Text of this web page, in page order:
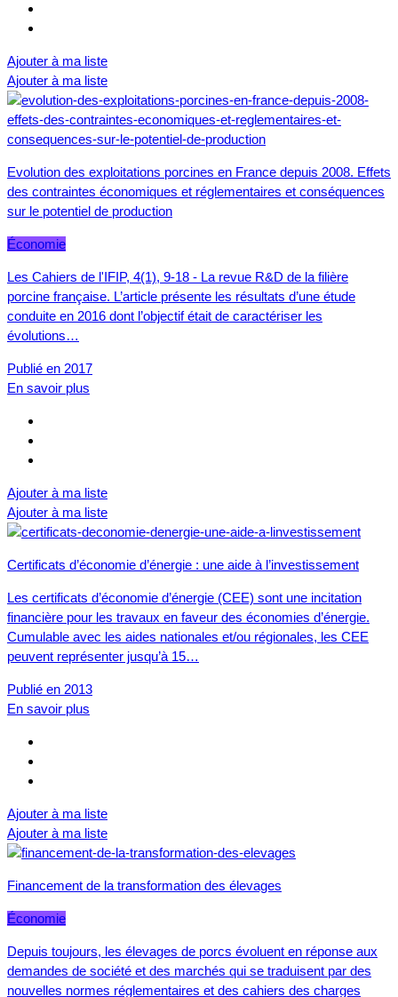
Ajouter à ma liste
Ajouter à ma liste
Evolution des exploitations porcines en France depuis 2008. Effets
des contraintes économiques et réglementaires et conséquences
sur le potentiel de production
Économie
Les Cahiers de l'IFIP, 4(1), 9-18 - La revue R&D de la filière
porcine française. L’article présente les résultats d’une étude
conduite en 2016 dont l’objectif était de caractériser les
évolutions…
Publié en 2017
En savoir plus
Ajouter à ma liste
Ajouter à ma liste
Certificats d’économie d’énergie : une aide à l’investissement
Les certificats d’économie d’énergie (CEE) sont une incitation
financière pour les travaux en faveur des économies d’énergie.
Cumulable avec les aides nationales et/ou régionales, les CEE
peuvent représenter jusqu’à 15…
Publié en 2013
En savoir plus
Ajouter à ma liste
Ajouter à ma liste
Financement de la transformation des élevages
Économie
Depuis toujours, les élevages de porcs évoluent en réponse aux
demandes de société et des marchés qui se traduisent par des
nouvelles normes réglementaires et des cahiers des charges